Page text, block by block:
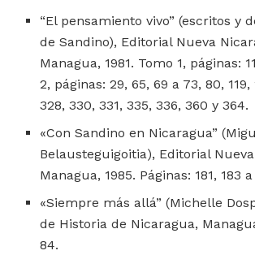
“El pensamiento vivo” (escritos y
de Sandino), Editorial Nueva
Managua, 1981. Tomo 1, páginas:
2, páginas: 29, 65, 69 a 73, 80,
328, 330, 331, 335, 336, 360 y 364.
«Con Sandino en Nicaragua”
Belausteguigoitia), Editorial
Managua, 1985. Páginas: 181, 183
«Siempre más allá” (Michelle
de Historia de Nicaragua,
84.